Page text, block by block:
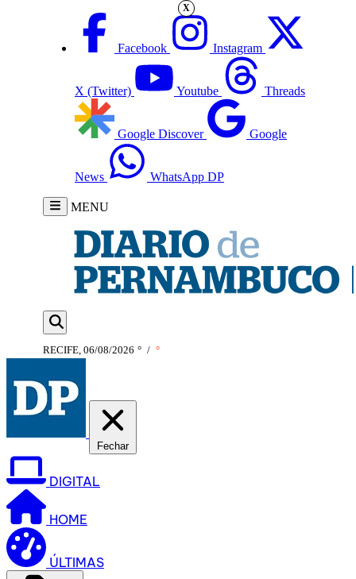
Facebook Instagram
X (Twitter) Youtube Threads
Google Discover Google
News WhatsApp DP
MENU
RECIFE, 06/08/2026 ° / °
Fechar
DIGITAL
HOME
ÚLTIMAS
X